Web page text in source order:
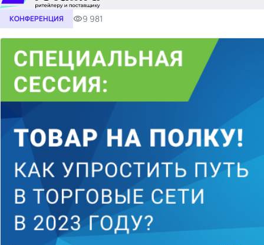
Войти
картина дня
темы
материалы
видео
события
бизнес-центр
КОНФЕРЕНЦИЯ 9 981